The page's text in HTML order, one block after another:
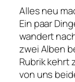
Alles neu
Ein paar
wandert
zwei Alben
Rubrik kehrt
von uns